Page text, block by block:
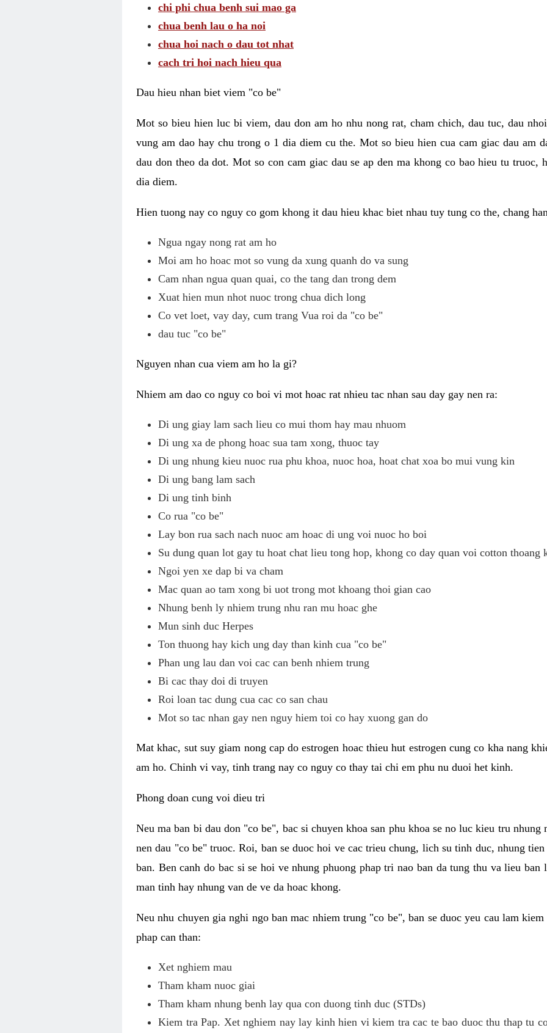
chi phi chua benh sui mao ga
chua benh lau o ha noi
chua hoi nach o dau tot nhat
cach tri hoi nach hieu qua
Dau hieu nhan biet viem "co be"
Mot so bieu hien luc bi viem, dau don am ho nhu nong rat, cham chich, dau tuc, dau
vung am dao hay chu trong o 1 dia diem cu the. Mot so bieu hien cua cam giac dau am
dau don theo da dot. Mot so con cam giac dau se ap den ma khong co bao hieu tu truoc,
dia diem.
Hien tuong nay co nguy co gom khong it dau hieu khac biet nhau tuy tung co the, chang
Ngua ngay nong rat am ho
Moi am ho hoac mot so vung da xung quanh do va sung
Cam nhan ngua quan quai, co the tang dan trong dem
Xuat hien mun nhot nuoc trong chua dich long
Co vet loet, vay day, cum trang Vua roi da "co be"
dau tuc "co be"
Nguyen nhan cua viem am ho la gi?
Nhiem am dao co nguy co boi vi mot hoac rat nhieu tac nhan sau day gay nen ra:
Di ung giay lam sach lieu co mui thom hay mau nhuom
Di ung xa de phong hoac sua tam xong, thuoc tay
Di ung nhung kieu nuoc rua phu khoa, nuoc hoa, hoat chat xoa bo mui vung kin
Di ung bang lam sach
Di ung tinh binh
Co rua "co be"
Lay bon rua sach nach nuoc am hoac di ung voi nuoc ho boi
Su dung quan lot gay tu hoat chat lieu tong hop, khong co day quan voi cotton thoang
Ngoi yen xe dap bi va cham
Mac quan ao tam xong bi uot trong mot khoang thoi gian cao
Nhung benh ly nhiem trung nhu ran mu hoac ghe
Mun sinh duc Herpes
Ton thuong hay kich ung day than kinh cua "co be"
Phan ung lau dan voi cac can benh nhiem trung
Bi cac thay doi di truyen
Roi loan tac dung cua cac co san chau
Mot so tac nhan gay nen nguy hiem toi co hay xuong gan do
Mat khac, sut suy giam nong cap do estrogen hoac thieu hut estrogen cung co kha nang
am ho. Chinh vi vay, tinh trang nay co nguy co thay tai chi em phu nu duoi het kinh.
Phong doan cung voi dieu tri
Neu ma ban bi dau don "co be", bac si chuyen khoa san phu khoa se no luc kieu tru nhung
nen dau "co be" truoc. Roi, ban se duoc hoi ve cac trieu chung, lich su tinh duc, nhung
ban. Ben canh do bac si se hoi ve nhung phuong phap tri nao ban da tung thu va lieu
man tinh hay nhung van de ve da hoac khong.
Neu nhu chuyen gia nghi ngo ban mac nhiem trung "co be", ban se duoc yeu cau lam
phap can than:
Xet nghiem mau
Tham kham nuoc giai
Tham kham nhung benh lay qua con duong tinh duc (STDs)
Kiem tra Pap. Xet nghiem nay lay kinh hien vi kiem tra cac te bao duoc thu thap tu